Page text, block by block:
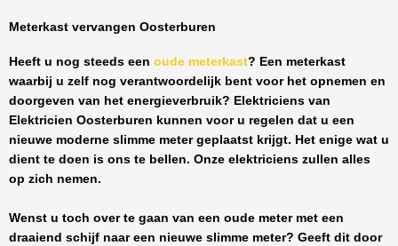
Meterkast vervangen Oosterburen
Heeft u nog steeds een oude meterkast? Een meterkast
waarbij u zelf nog verantwoordelijk bent voor het opnemen en
doorgeven van het energieverbruik? Elektriciens van
Elektricien Oosterburen kunnen voor u regelen dat u een
nieuwe moderne slimme meter geplaatst krijgt. Het enige wat u
dient te doen is ons te bellen. Onze elektriciens zullen alles
op zich nemen.
Wenst u toch over te gaan van een oude meter met een
draaiend schijf naar een nieuwe slimme meter? Geeft dit door